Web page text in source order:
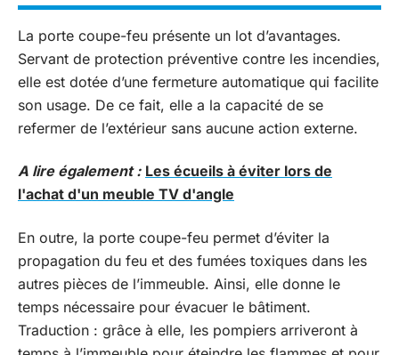
La porte coupe-feu présente un lot d’avantages.
Servant de protection préventive contre les incendies,
elle est dotée d’une fermeture automatique qui facilite
son usage. De ce fait, elle a la capacité de se
refermer de l’extérieur sans aucune action externe.
A lire également : Les écueils à éviter lors de
l'achat d'un meuble TV d'angle
En outre, la porte coupe-feu permet d’éviter la
propagation du feu et des fumées toxiques dans les
autres pièces de l’immeuble. Ainsi, elle donne le
temps nécessaire pour évacuer le bâtiment.
Traduction : grâce à elle, les pompiers arriveront à